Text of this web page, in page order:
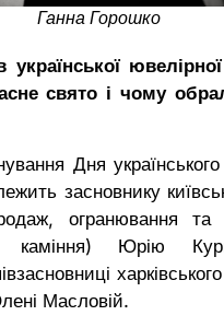
Ганна Горошко
свято і чому
Дня
засновнику
огранювання та
каміння) Юрію
Масловій.